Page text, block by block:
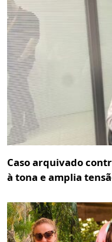
Caso arquivado
à tona e amplia